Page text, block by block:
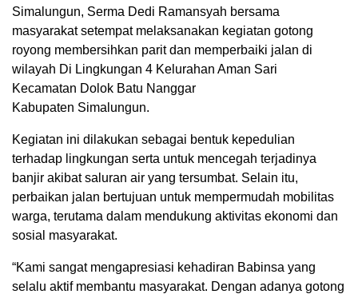
Simalungun, Serma Dedi Ramansyah bersama
masyarakat setempat melaksanakan kegiatan gotong
royong membersihkan parit dan memperbaiki jalan di
wilayah Di Lingkungan 4 Kelurahan Aman Sari
Kecamatan Dolok Batu Nanggar
Kabupaten Simalungun.
Kegiatan ini dilakukan sebagai bentuk kepedulian
terhadap lingkungan serta untuk mencegah terjadinya
banjir akibat saluran air yang tersumbat. Selain itu,
perbaikan jalan bertujuan untuk mempermudah mobilitas
warga, terutama dalam mendukung aktivitas ekonomi dan
sosial masyarakat.
“Kami sangat mengapresiasi kehadiran Babinsa yang
selalu aktif membantu masyarakat. Dengan adanya gotong